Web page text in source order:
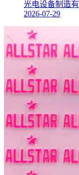
光电设备制造
2026-07-29